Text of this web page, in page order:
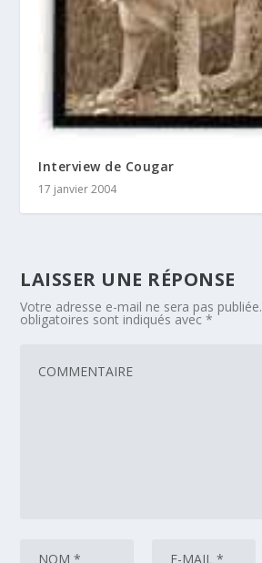
Interview de Cougar
17 janvier 2004
LAISSER UNE RÉPONSE
Votre adresse e-mail ne sera pas publiée.
obligatoires sont indiqués avec*